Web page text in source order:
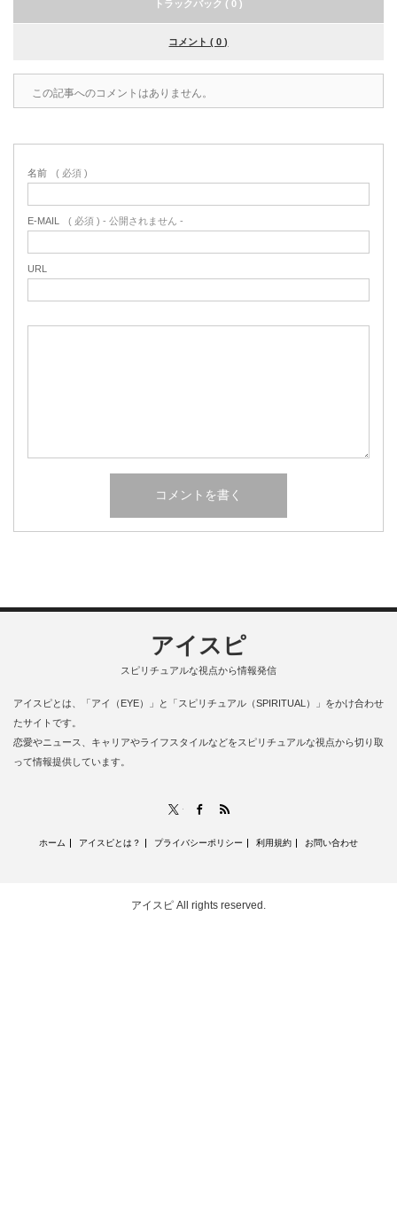
トラックバック ( 0 )
コメント ( 0 )
この記事へのコメントはありません。
名前 ( 必須 )
E-MAIL ( 必須 ) - 公開されません -
URL
アイスピ
スピリチュアルな視点から情報発信
アイスピとは、「アイ（EYE）」と「スピリチュアル（SPIRITUAL）」をかけ合わせ
たサイトです。
恋愛やニュース、キャリアやライフスタイルなどをスピリチュアルな視点から切り取
って情報提供しています。
Facebook
ホーム アイスピとは？ プライバシーポリシー 利用規約 お問い合わせ
アイスピ All rights reserved.